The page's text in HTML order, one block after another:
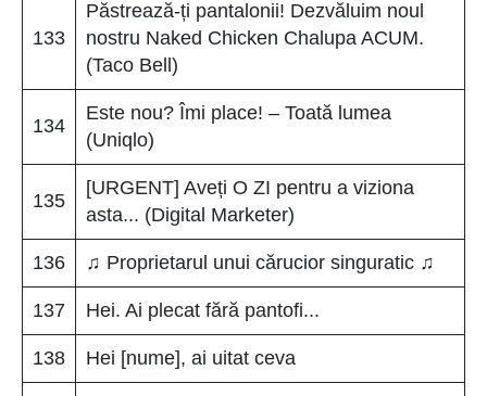
133
Păstrează-ți pantalonii! Dezvăluim noul
nostru Naked Chicken Chalupa ACUM.
(Taco Bell)
134
Este nou? Îmi place! – Toată lumea
(Uniqlo)
135
[URGENT] Aveți O ZI pentru a viziona
asta... (Digital Marketer)
136 ♫ Proprietarul unui cărucior singuratic ♫
137 Hei. Ai plecat fără pantofi...
138 Hei [nume], ai uitat ceva